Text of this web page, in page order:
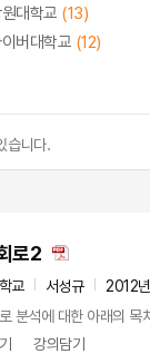
대학교 (13)
버대학교 (12)
습니다.
로2
교 서성규
2012
분석에 대한 아래의
강의담기